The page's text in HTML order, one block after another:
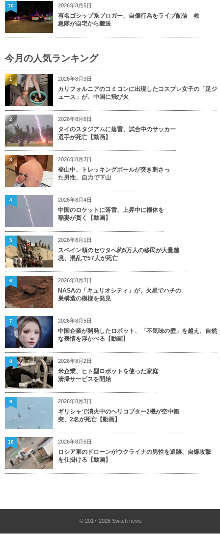
2026年8月5日
有名ゴシップ系ブロガー、自傷行為をライブ配信 救
急隊が自宅から搬送
10
今月の人気ランキング
2026年8月3日
カリフォルニアのコミコンに出現したコスプレ女子の「足ジ
ュース」が、中国に飛び火
1
2026年8月6日
タイのスタジアムに落雷、試合中のサッカー
選手が死亡【動画】
2
2026年8月3日
登山中、トレッキングポールが突き刺さっ
た男性、自力で下山
3
2026年8月4日
中国のロケットに落雷、上昇中に機体を
稲妻が貫く【動画】
4
2026年8月1日
スペイン領のセウタへ約5万人の移民が大量越
境、混乱で57人が死亡
5
2026年8月3日
NASAの「キュリオシティ」が、火星でハチの
巣構造の模様を発見
6
2026年8月5日
中国企業が開発したロボット、「不気味の壁」を越え、自然
な表情を浮かべる【動画】
7
2026年8月2日
米企業、ヒト型ロボットを使った家庭
清掃サービスを開始
8
2026年8月3日
ギリシャで消火中のヘリコプター2機が空中衝
突、2名が死亡【動画】
9
2026年8月5日
ロシア軍のドローンがウクライナの男性を追跡、自爆攻撃
を仕掛ける【動画】
10
© 2017-2026Switch news